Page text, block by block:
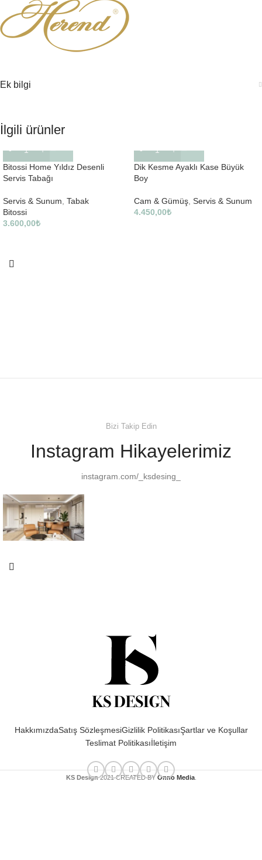
Ek bilgi
İlgili ürünler
Bitossi Home Yıldız Desenli
Servis Tabağı
Servis & Sunum, Tabak
Bitossi
3.600,00₺
Dik Kesme Ayaklı Kase Büyük
Boy
Cam & Gümüş, Servis & Sunum
4.450,00₺
Bizi Takip Edin
Instagram Hikayelerimiz
instagram.com/_ksdesing_
HakkımızdaSatış SözleşmesiGizlilik PolitikasıŞartlar ve Koşullar
Teslimat Politikasıİletişim
KS Design 2021 CREATED BY Onno Media.